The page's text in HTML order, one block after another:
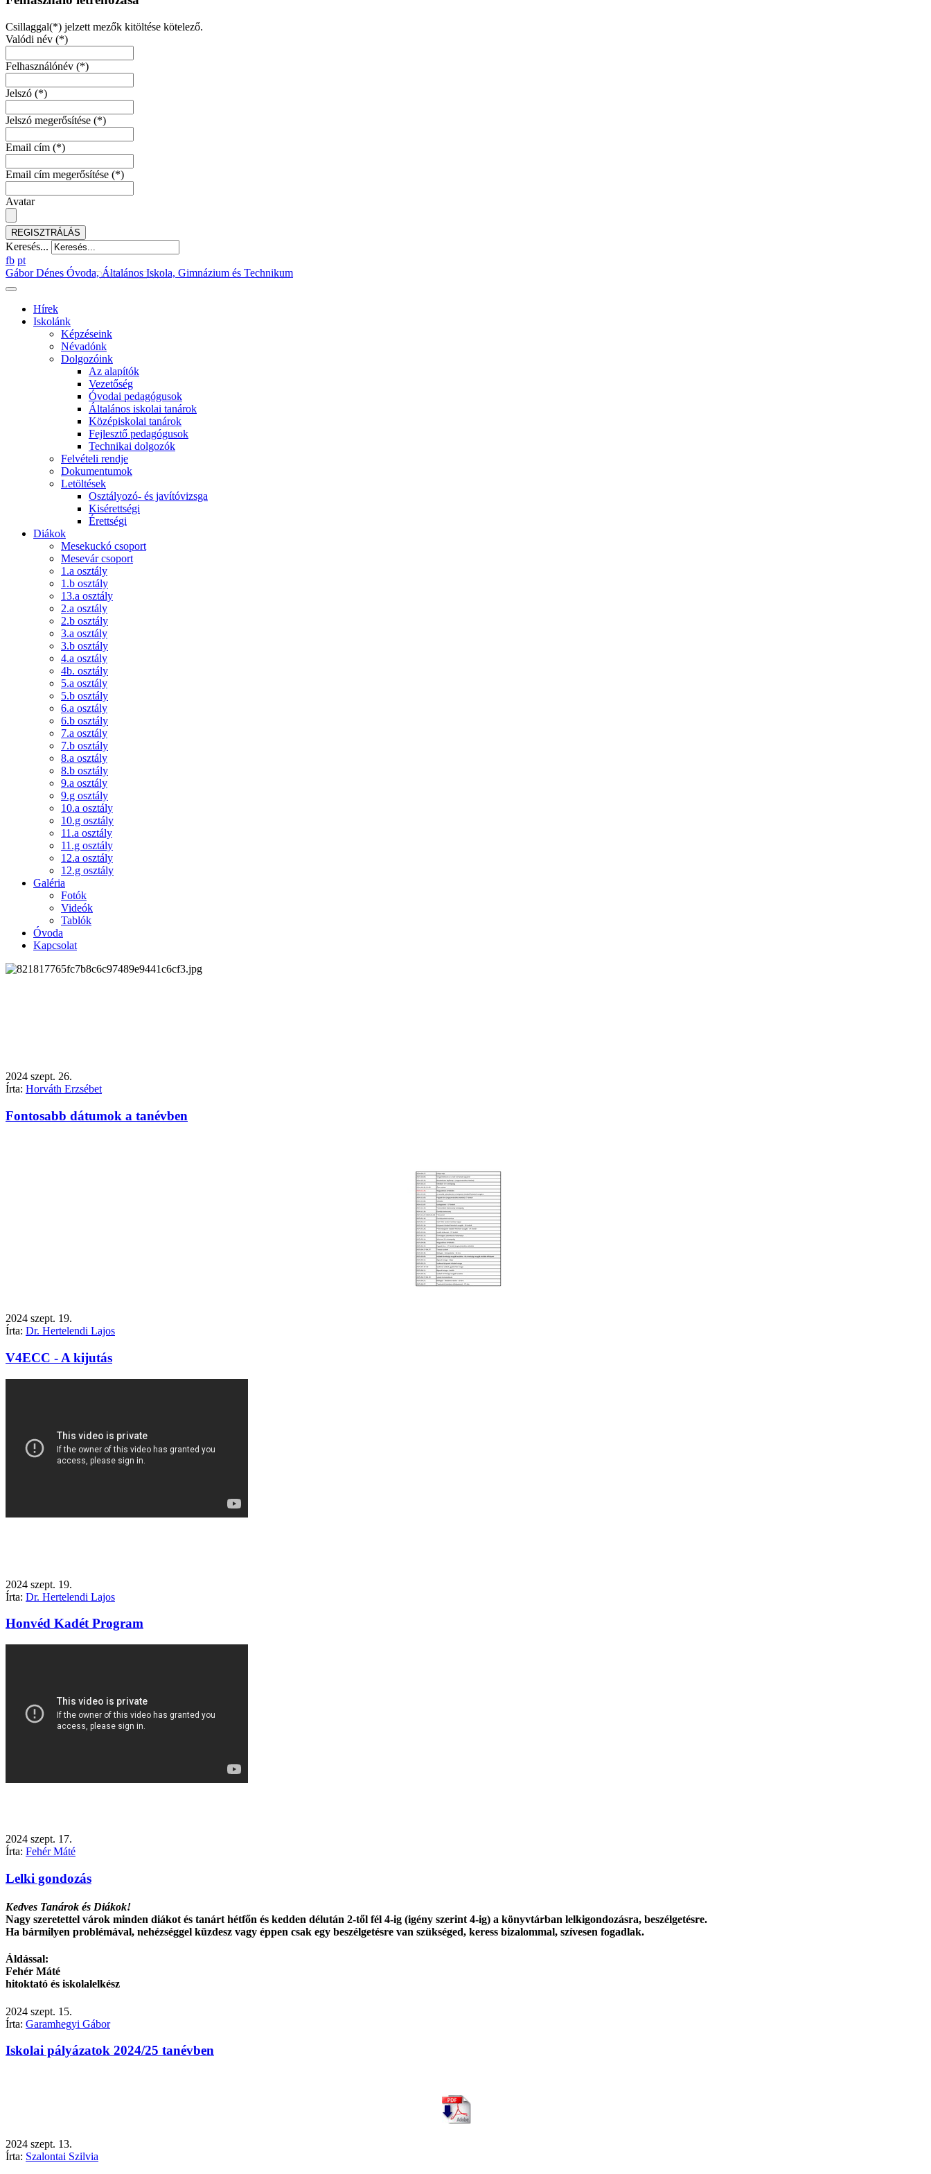
Csillaggal(*) jelzett mezők kitöltése kötelező.
Valódi név (*)
Felhasználónév (*)
Jelszó (*)
Jelszó megerősítése (*)
Email cím (*)
Email cím megerősítése (*)
Avatar
REGISZTRÁLÁS
Keresés...
fb pt
Gábor Dénes Óvoda, Általános Iskola, Gimnázium és Technikum
Hírek
Iskolánk
Képzéseink
Névadónk
Dolgozóink
Az alapítók
Vezetőség
Óvodai pedagógusok
Általános iskolai tanárok
Középiskolai tanárok
Fejlesztő pedagógusok
Technikai dolgozók
Felvételi rendje
Dokumentumok
Letöltések
Osztályozó- és javítóvizsga
Kisérettségi
Érettségi
Diákok
Mesekuckó csoport
Mesevár csoport
1.a osztály
1.b osztály
13.a osztály
2.a osztály
2.b osztály
3.a osztály
3.b osztály
4.a osztály
4b. osztály
5.a osztály
5.b osztály
6.a osztály
6.b osztály
7.a osztály
7.b osztály
8.a osztály
8.b osztály
9.a osztály
9.g osztály
10.a osztály
10.g osztály
11.a osztály
11.g osztály
12.a osztály
12.g osztály
Galéria
Fotók
Videók
Tablók
Óvoda
Kapcsolat
2024 szept. 26.
Írta: Horváth Erzsébet
Fontosabb dátumok a tanévben
2024 szept. 19.
Írta: Dr. Hertelendi Lajos
V4ECC - A kijutás
2024 szept. 19.
Írta: Dr. Hertelendi Lajos
Honvéd Kadét Program
2024 szept. 17.
Írta: Fehér Máté
Lelki gondozás
Kedves Tanárok és Diákok!
Nagy szeretettel várok minden diákot és tanárt hétfőn és kedden délután 2-től fél 4-ig (igény szerint 4-ig) a könyvtárban lelkigondozásra, beszélgetésre.
Ha bármilyen problémával, nehézséggel küzdesz vagy éppen csak egy beszélgetésre van szükséged, keress bizalommal, szívesen fogadlak.
Áldással:
Fehér Máté
hitoktató és iskolalelkész
2024 szept. 15.
Írta: Garamhegyi Gábor
Iskolai pályázatok 2024/25 tanévben
2024 szept. 13.
Írta: Szalontai Szilvia